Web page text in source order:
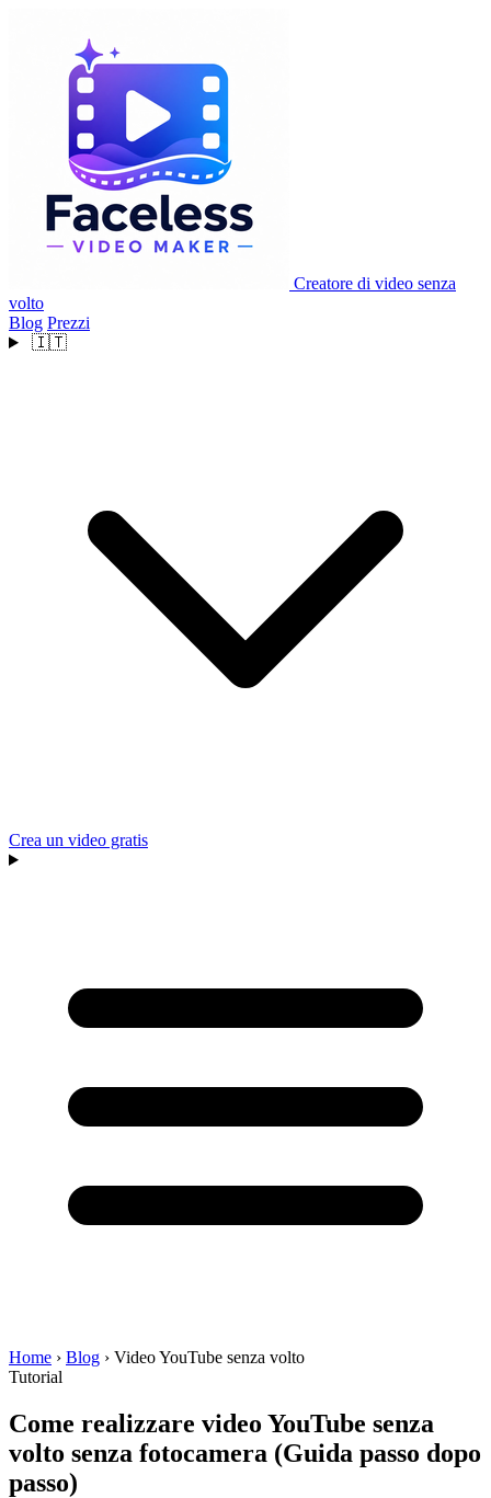
Creatore di video senza
volto
Blog Prezzi
🇮🇹
Crea un video gratis
Home › Blog › Video YouTube senza volto
Tutorial
Come realizzare video YouTube senza
volto senza fotocamera (Guida passo dopo
passo)